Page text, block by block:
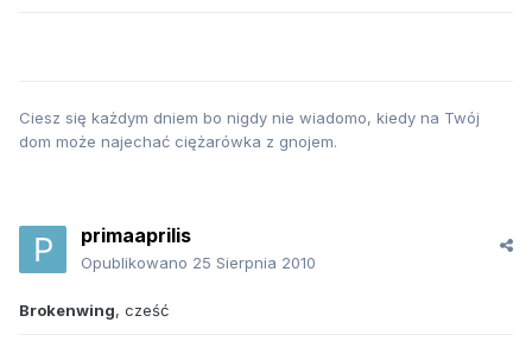
Ciesz się każdym dniem bo nigdy nie wiadomo, kiedy na Twój
dom może najechać ciężarówka z gnojem.
primaaprilis
Opublikowano 25 Sierpnia 2010
Brokenwing, cześć